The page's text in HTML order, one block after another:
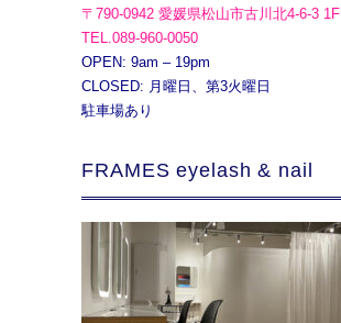
〒790-0942 愛媛県松山市古川北4-6-3 1F
TEL.089-960-0050
OPEN: 9am – 19pm
CLOSED: 月曜日、第3火曜日
駐車場あり
FRAMES eyelash & nail